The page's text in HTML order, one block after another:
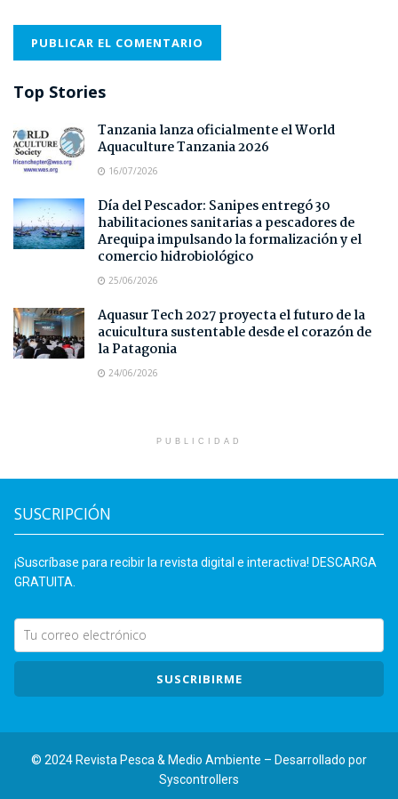
Top Stories
Tanzania lanza oficialmente el World
Aquaculture Tanzania 2026
16/07/2026
Día del Pescador: Sanipes entregó 30
habilitaciones sanitarias a pescadores de
Arequipa impulsando la formalización y el
comercio hidrobiológico
25/06/2026
Aquasur Tech 2027 proyecta el futuro de la
acuicultura sustentable desde el corazón de
la Patagonia
24/06/2026
PUBLICIDAD
SUSCRIPCIÓN
¡Suscríbase para recibir la revista digital e interactiva! DESCARGA
GRATUITA.
SUSCRIBIRME
© 2024 Revista Pesca & Medio Ambiente – Desarrollado por
Syscontrollers